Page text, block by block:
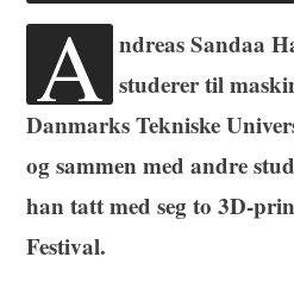
A ndreas Sandaa
studerer til
Danmarks Tekniske
og sammen med andre
han tatt med seg to 3D-
Festival.